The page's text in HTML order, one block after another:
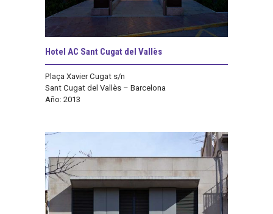
Hotel AC Sant Cugat del Vallès
Plaça Xavier Cugat s/n
Sant Cugat del Vallès – Barcelona
Año: 2013